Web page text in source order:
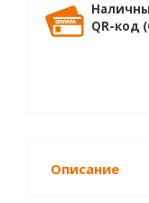
QR-код
Описание